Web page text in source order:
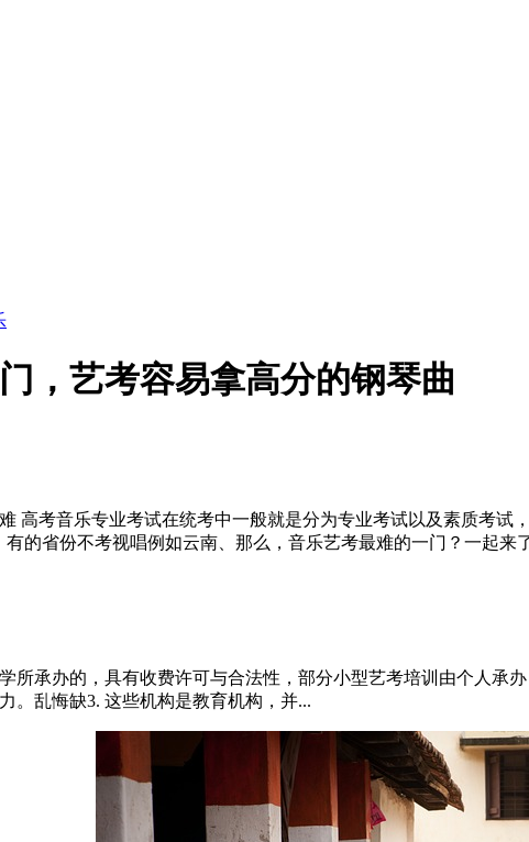
，艺考容易拿高分的钢琴曲
高考音乐专业考试在统考中一般就是分为专业考试以及素质考
的省份不考视唱例如云南、那么，音乐艺考最难的一门？一起来
所承办的，具有收费许可与合法性，部分小型艺考培训由个人承
。乱悔缺3. 这些机构是教育机构，并...